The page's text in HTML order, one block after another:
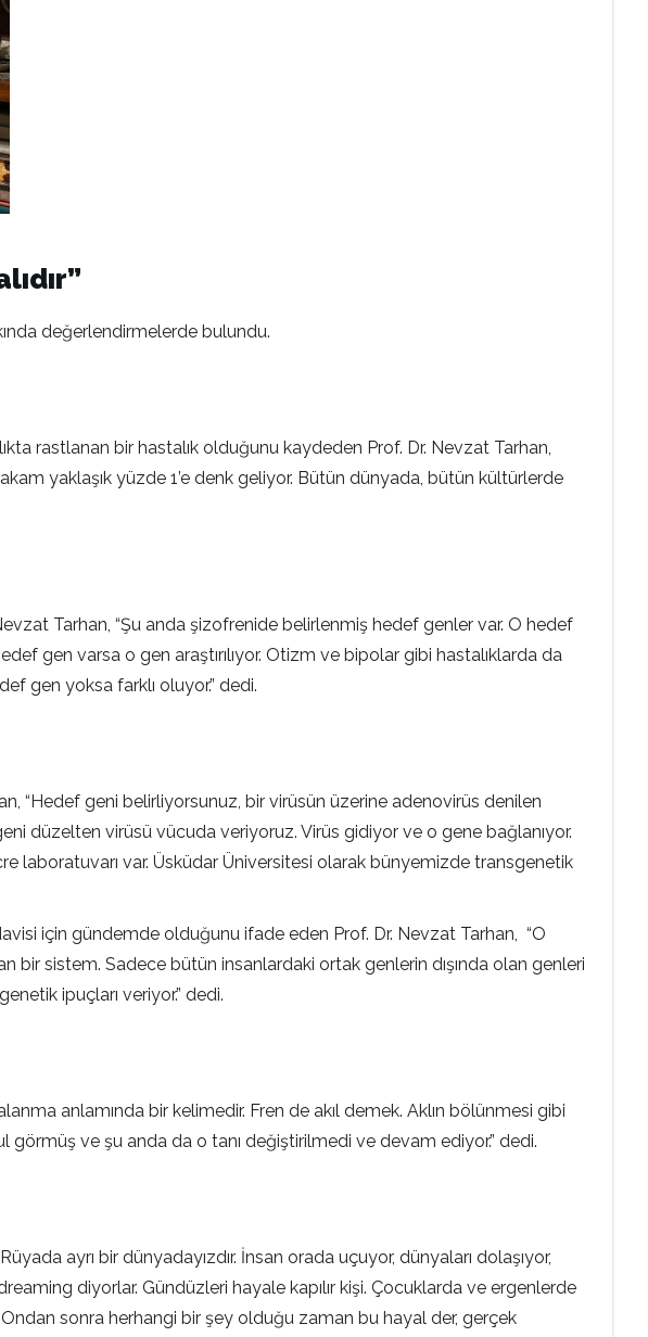
değerlendirmelerde bulundu.
rastlanan bir hastalık olduğunu kaydeden Prof. Dr. Nevzat Tarhan,
yaklaşık yüzde 1’e denk geliyor. Bütün dünyada, bütün kültürlerde
Tarhan, “Şu anda şizofrenide belirlenmiş hedef genler var. O hedef
gen varsa o gen araştırılıyor. Otizm ve bipolar gibi hastalıklarda da
gen yoksa farklı oluyor.” dedi.
“Hedef geni belirliyorsunuz, bir virüsün üzerine adenovirüs denilen
düzelten virüsü vücuda veriyoruz. Virüs gidiyor ve o gene bağlanıyor.
laboratuvarı var. Üsküdar Üniversitesi olarak bünyemizde transgenetik
için gündemde olduğunu ifade eden Prof. Dr. Nevzat Tarhan, “O
bir sistem. Sadece bütün insanlardaki ortak genlerin dışında olan genleri
ipuçları veriyor.” dedi.
anlamında bir kelimedir. Fren de akıl demek. Aklın bölünmesi gibi
görmüş ve şu anda da o tanı değiştirilmedi ve devam ediyor.” dedi.
ayrı bir dünyadayızdır. İnsan orada uçuyor, dünyaları dolaşıyor,
diyorlar. Gündüzleri hayale kapılır kişi. Çocuklarda ve ergenlerde
Ondan sonra herhangi bir şey olduğu zaman bu hayal der, gerçek